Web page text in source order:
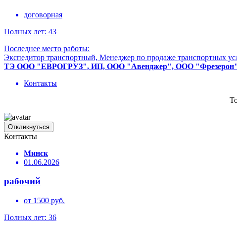
договорная
Полных лет: 43
Последнее место работы:
Экспедитор транспортный, Менеджер по продаже транспортных
ТЭ ООО "ЕВРОГРУЗ", ИП, ООО "Авенджер", ООО "Фрезерон",
Контакты
Откликнуться
Контакты
Минск
01.06.2026
рабочий
от 1500 руб.
Полных лет: 36